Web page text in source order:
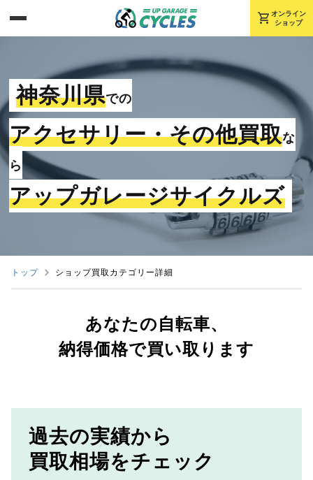
shopping_cart オンライン
ショップ
神奈川県での
アクセサリー・その他買取な
ら
アップガレージサイクルズ
トップ ショップ買取カテゴリー詳細
あなたの自転車、
納得価格で買い取ります
過去の実績から
買取相場をチェック